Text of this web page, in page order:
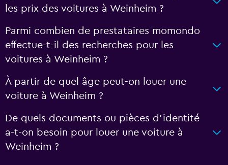
les prix des voitures à Weinheim ?
Parmi combien de prestataires momondo
effectue-t-il des recherches pour les
voitures à Weinheim ?
À partir de quel âge peut-on louer une
voiture à Weinheim ?
De quels documents ou pièces d'identité
a-t-on besoin pour louer une voiture à
Weinheim ?